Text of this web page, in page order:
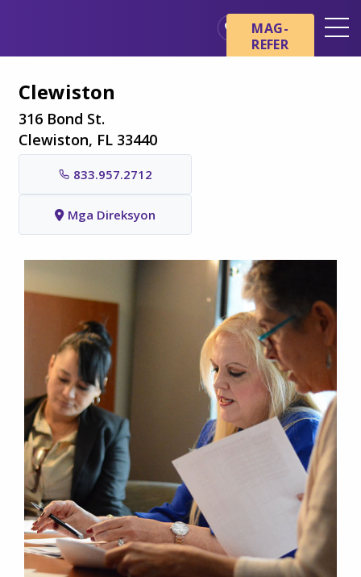
Mga Pangunahing Kaalaman
tungkol sa Hospice
Ang aming mga Serbisyo
Healthcare Professionals
Pamilya at Mga Tagapag-
alaga
MAG-
REFER
Clewiston
316 Bond St.
Clewiston, FL 33440
833.957.2712
Mga Direksyon